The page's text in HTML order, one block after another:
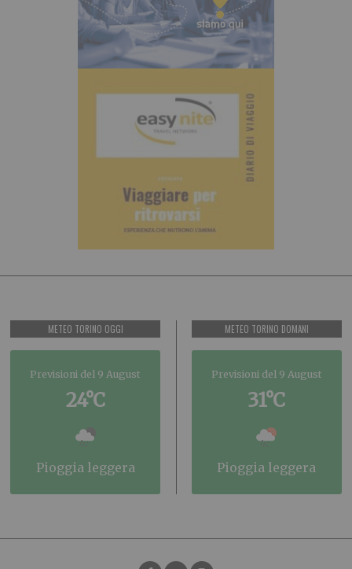
METEO TORINO OGGI
Previsioni del 9 August
24°C
pioggia leggera
METEO TORINO DOMANI
Previsioni del 9 August
31°C
pioggia leggera